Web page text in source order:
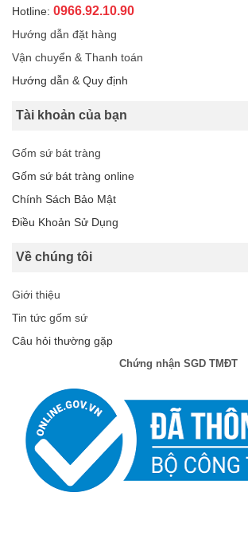
Hotline: 0966.92.10.90
Hướng dẫn đặt hàng
Vận chuyển & Thanh toán
Hướng dẫn & Quy định
Tài khoản của bạn
Gốm sứ bát tràng
Gốm sứ bát tràng online
Chính Sách Bảo Mật
Điều Khoản Sử Dụng
Về chúng tôi
Giới thiệu
Tin tức gốm sứ
Câu hỏi thường gặp
Chứng nhận SGD TMĐT